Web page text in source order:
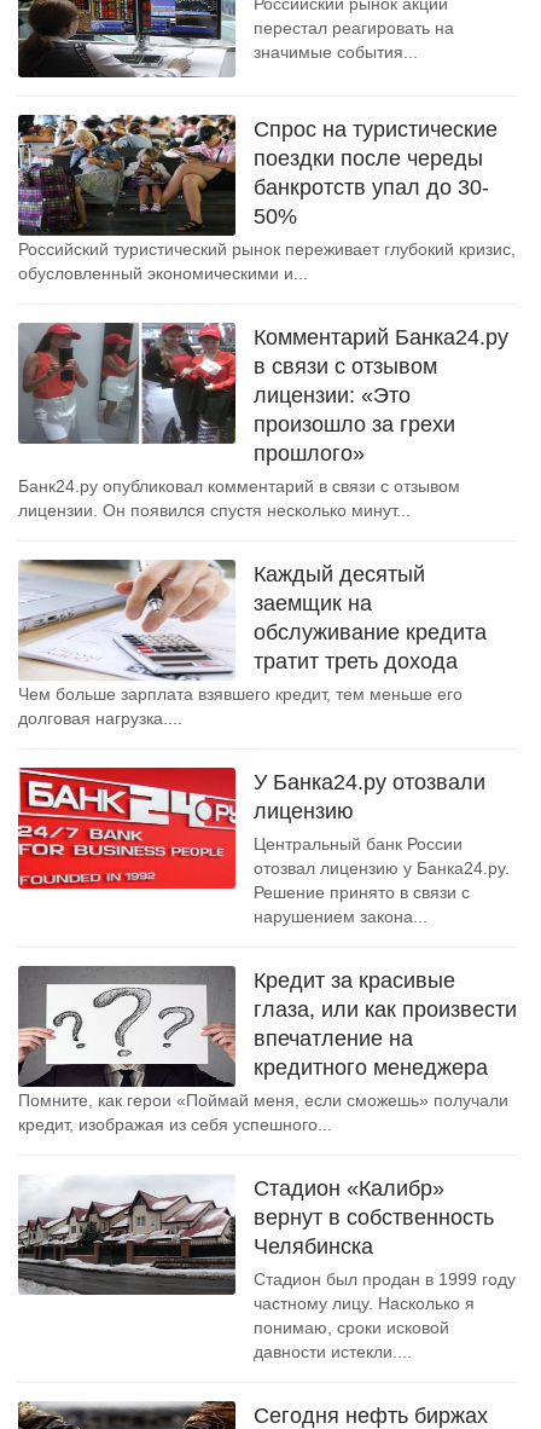
перестал реагировать на
значимые события...
Спрос на туристические
поездки после череды
банкротств упал до 30-
50%
Российский туристический рынок переживает глубокий кризис,
обусловленный экономическими и...
Комментарий Банка24.ру
в связи с отзывом
лицензии: «Это
произошло за грехи
прошлого»
Банк24.ру опубликовал комментарий в связи с отзывом
лицензии. Он появился спустя несколько минут...
Каждый десятый
заемщик на
обслуживание кредита
тратит треть дохода
Чем больше зарплата взявшего кредит, тем меньше его
долговая нагрузка....
У Банка24.ру отозвали
лицензию
Центральный банк России
отозвал лицензию у Банка24.ру.
Решение принято в связи с
нарушением закона...
Кредит за красивые
глаза, или как произвести
впечатление на
кредитного менеджера
Помните, как герои «Поймай меня, если сможешь» получали
кредит, изображая из себя успешного...
Стадион «Калибр»
вернут в собственность
Челябинска
Стадион был продан в 1999 году
частному лицу. Насколько я
понимаю, сроки исковой
давности истекли....
Сегодня нефть биржах